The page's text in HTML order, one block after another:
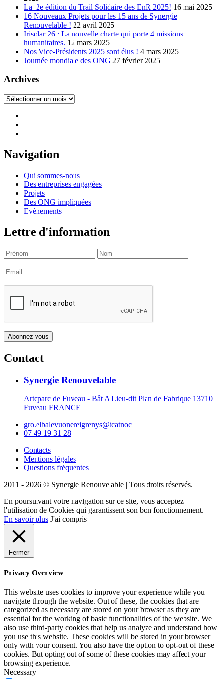
La 2e édition du Trail Solidaire des EnR 2025! 16 mai 2025
16 Nouveaux Projets pour les 15 ans de Synergie
Renouvelable ! 22 avril 2025
Irisolar 26 : La nouvelle charte qui porte 4 missions
humanitaires. 12 mars 2025
Nos Vice-Présidents 2025 sont élus ! 4 mars 2025
Journée mondiale des ONG 27 février 2025
Archives
Archives
Navigation
Qui sommes-nous
Des entreprises engagées
Projets
Des ONG impliquées
Evènements
Lettre d'information
Contact
Synergie Renouvelable
Arteparc de Fuveau - Bât A Lieu-dit Plan de Fabrique 13710
Fuveau FRANCE
gro.elbalevuonereigrenys@tcatnoc
07 49 19 31 28
Contacts
Mentions légales
Questions fréquentes
2011 - 2026 © Synergie Renouvelable | Tous droits réservés.
En poursuivant votre navigation sur ce site, vous acceptez
l'utilisation de Cookies qui garantissent son bon fonctionnement.
En savoir plus J'ai compris
Fermer
Privacy Overview
This website uses cookies to improve your experience while you
navigate through the website. Out of these, the cookies that are
categorized as necessary are stored on your browser as they are
essential for the working of basic functionalities of the website. We
also use third-party cookies that help us analyze and understand how
you use this website. These cookies will be stored in your browser
only with your consent. You also have the option to opt-out of these
cookies. But opting out of some of these cookies may affect your
browsing experience.
Necessary